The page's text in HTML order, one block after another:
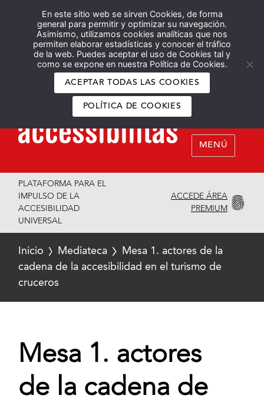
En este sitio web se sirven Cookies, de forma
general para permitir y optimizar su navegación.
Asimismo, utilizamos cookies analíticas que nos
permiten elaborar estadísticas y conocer el tráfico
de la web. Puedes aceptar el uso de Cookies tal y
como se expone en nuestra Política de Cookies.
ACEPTAR TODAS LAS COOKIES
POLÍTICA DE COOKIES
Español English
MENÚ
PLATAFORMA PARA EL
IMPULSO DE LA
ACCESIBILIDAD
UNIVERSAL
ACCEDE ÁREA
PREMIUM
Inicio Mediateca
Mesa 1. actores de la
cadena de la accesibilidad en el turismo de
cruceros
Mesa 1. actores
de la cadena de